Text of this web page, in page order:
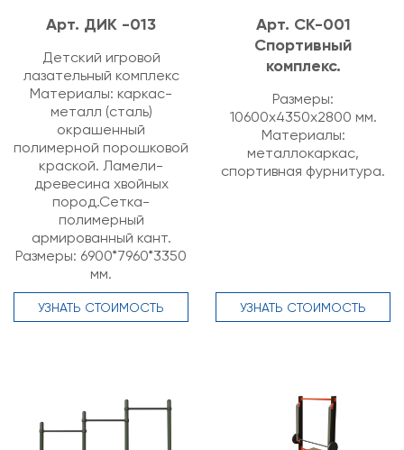
Арт. ДИК -013
Детский игровой
лазательный комплекс
Материалы: каркас-
металл (сталь)
окрашенный
полимерной порошковой
краской. Ламели-
древесина хвойных
пород.Сетка-
полимерный
армированный кант.
Размеры: 6900*7960*3350
мм.
УЗНАТЬ СТОИМОСТЬ
Арт. СК-001
Спортивный
комплекс.
Размеры:
10600х4350х2800 мм.
Материалы:
металлокаркас,
спортивная фурнитура.
УЗНАТЬ СТОИМОСТЬ